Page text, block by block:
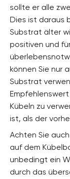
sollte er alle
Dies ist daraus
Substrat älter
positiven und
können Sie nur
Substrat
Kübeln zu
ist, als der
Achten Sie
auf dem
unbedingt ein
durch das